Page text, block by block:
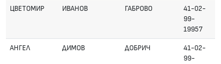
ЦВЕТОМИР ИВАНОВ ГАБРОВО
41-02-
99-
19957
АНГЕЛ ДИМОВ ДОБРИЧ
41-02-
99-